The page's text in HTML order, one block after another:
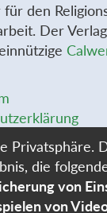
für den
Der
Privatsphäre.
die
von
von